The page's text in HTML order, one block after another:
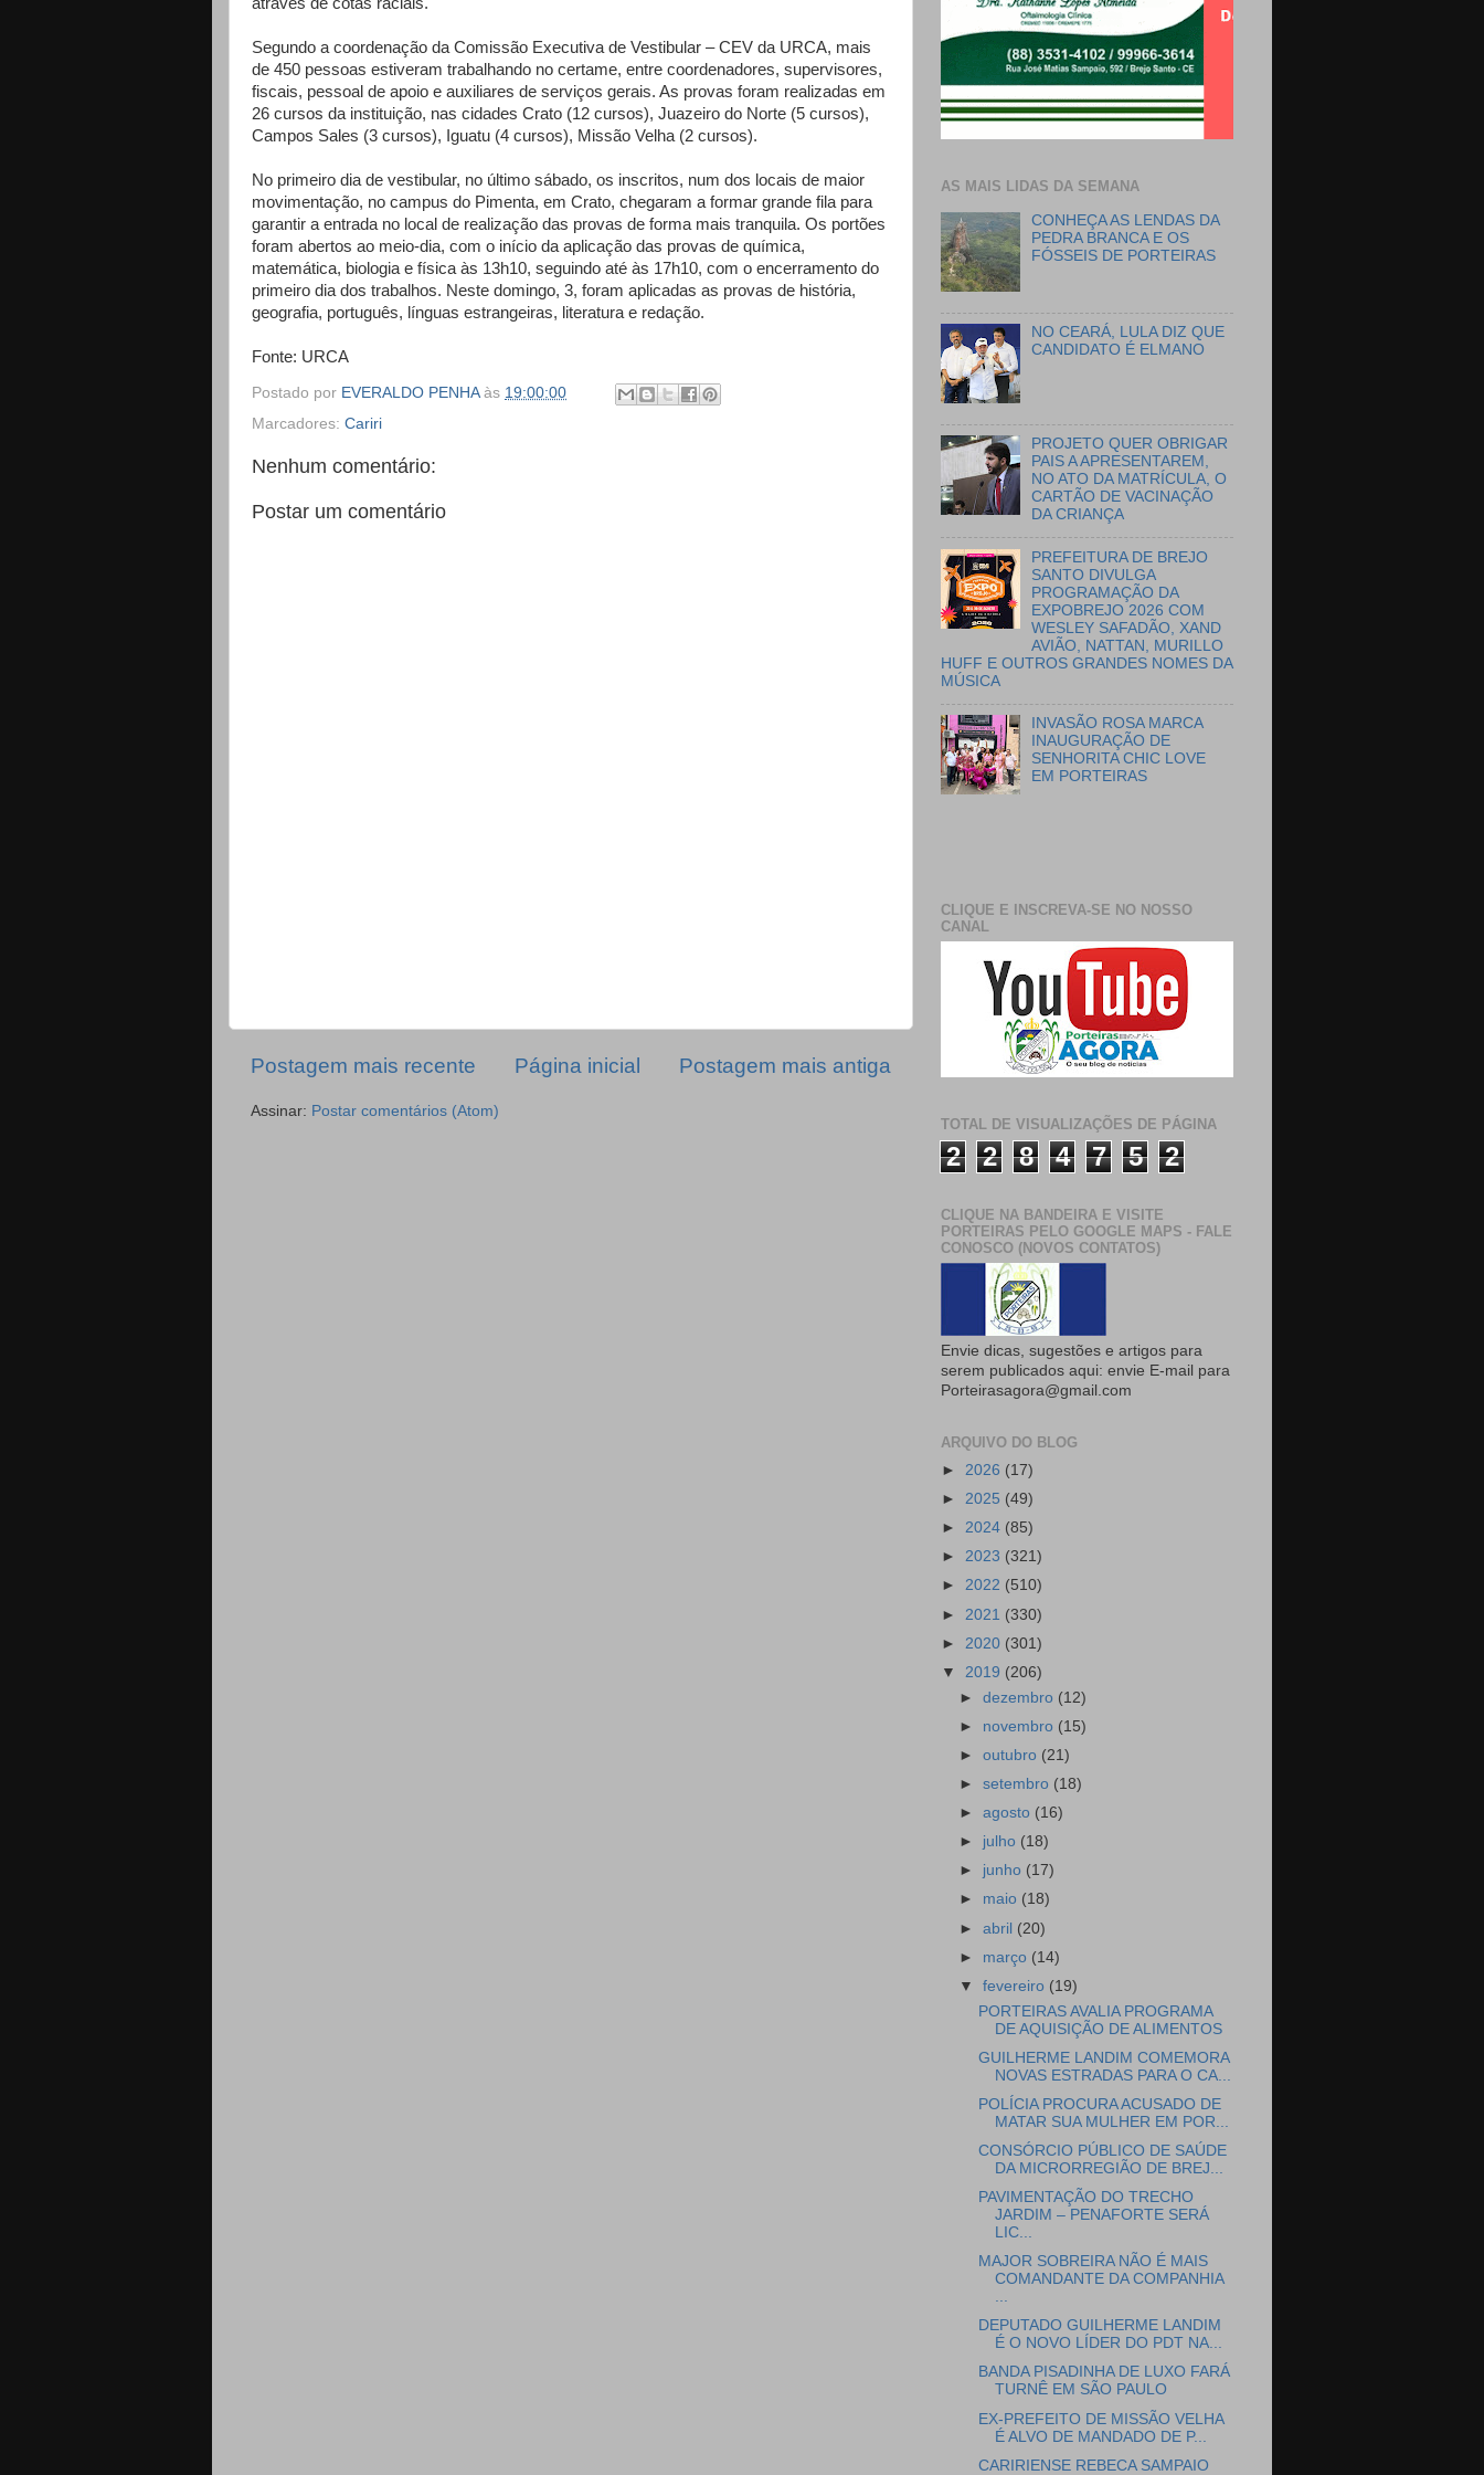
Segundo a coordenação da Comissão Executiva de Vestibular – CEV da URCA, mais
de 450 pessoas estiveram trabalhando no certame, entre coordenadores, supervisores,
fiscais, pessoal de apoio e auxiliares de serviços gerais. As provas foram realizadas em
26 cursos da instituição, nas cidades Crato (12 cursos), Juazeiro do Norte (5 cursos),
Campos Sales (3 cursos), Iguatu (4 cursos), Missão Velha (2 cursos).
No primeiro dia de vestibular, no último sábado, os inscritos, num dos locais de maior
movimentação, no campus do Pimenta, em Crato, chegaram a formar grande fila para
garantir a entrada no local de realização das provas de forma mais tranquila. Os portões
foram abertos ao meio-dia, com o início da aplicação das provas de química,
matemática, biologia e física às 13h10, seguindo até às 17h10, com o encerramento do
primeiro dia dos trabalhos. Neste domingo, 3, foram aplicadas as provas de história,
geografia, português, línguas estrangeiras, literatura e redação.
Fonte: URCA
Postado por EVERALDO PENHA às 19:00:00
Marcadores: Cariri
Nenhum comentário:
Postar um comentário
Postagem mais recente Postagem mais antiga
Página inicial
Assinar: Postar comentários (Atom)
AS MAIS LIDAS DA SEMANA
CONHEÇA AS LENDAS DA
PEDRA BRANCA E OS
FÓSSEIS DE PORTEIRAS
NO CEARÁ, LULA DIZ QUE
CANDIDATO É ELMANO
PROJETO QUER OBRIGAR
PAIS A APRESENTAREM,
NO ATO DA MATRÍCULA, O
CARTÃO DE VACINAÇÃO
DA CRIANÇA
PREFEITURA DE BREJO
SANTO DIVULGA
PROGRAMAÇÃO DA
EXPOBREJO 2026 COM
WESLEY SAFADÃO, XAND
AVIÃO, NATTAN, MURILLO
HUFF E OUTROS GRANDES NOMES DA
MÚSICA
INVASÃO ROSA MARCA
INAUGURAÇÃO DE
SENHORITA CHIC LOVE
EM PORTEIRAS
CLIQUE E INSCREVA-SE NO NOSSO
CANAL
TOTAL DE VISUALIZAÇÕES DE PÁGINA
2 2 8 4 7 5 2
CLIQUE NA BANDEIRA E VISITE
PORTEIRAS PELO GOOGLE MAPS - FALE
CONOSCO (NOVOS CONTATOS)
Envie dicas, sugestões e artigos para
serem publicados aqui: envie E-mail para
Porteirasagora@gmail.com
ARQUIVO DO BLOG
► 2026 (17)
► 2025 (49)
► 2024 (85)
► 2023 (321)
► 2022 (510)
► 2021 (330)
► 2020 (301)
▼ 2019 (206)
►dezembro (12)
► novembro (15)
►outubro (21)
►setembro (18)
►agosto (16)
► julho (18)
► junho (17)
► maio (18)
►abril (20)
► março (14)
▼fevereiro (19)
PORTEIRAS AVALIA PROGRAMA
DE AQUISIÇÃO DE ALIMENTOS
GUILHERME LANDIM COMEMORA
NOVAS ESTRADAS PARA O CA...
POLÍCIA PROCURA ACUSADO DE
MATAR SUA MULHER EM POR...
CONSÓRCIO PÚBLICO DE SAÚDE
DA MICRORREGIÃO DE BREJ...
PAVIMENTAÇÃO DO TRECHO
JARDIM – PENAFORTE SERÁ
LIC...
MAJOR SOBREIRA NÃO É MAIS
COMANDANTE DA COMPANHIA
...
DEPUTADO GUILHERME LANDIM
É O NOVO LÍDER DO PDT NA...
BANDA PISADINHA DE LUXO FARÁ
TURNÊ EM SÃO PAULO
EX-PREFEITO DE MISSÃO VELHA
É ALVO DE MANDADO DE P...
CARIRIENSE REBECA SAMPAIO